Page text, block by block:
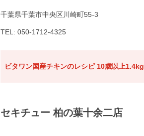
千葉県千葉市中央区川崎町55-3
TEL: 050-1712-4325
ビタワン国産チキンのレシピ 10歳以上1.4kg
セキチュー 柏の葉十余二店